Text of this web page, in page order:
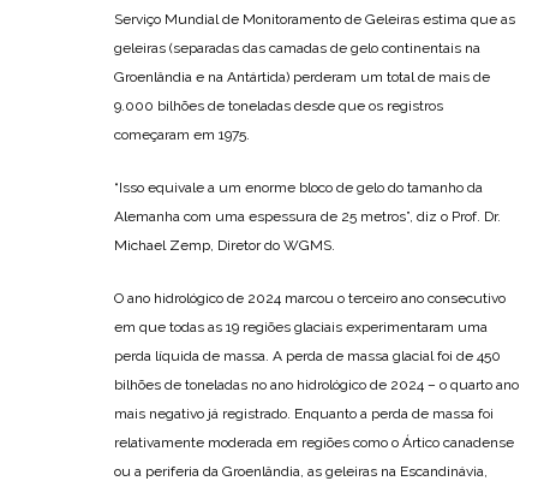
Serviço Mundial de Monitoramento de Geleiras estima que as
geleiras (separadas das camadas de gelo continentais na
Groenlândia e na Antártida) perderam um total de mais de
9.000 bilhões de toneladas desde que os registros
começaram em 1975.
“Isso equivale a um enorme bloco de gelo do tamanho da
Alemanha com uma espessura de 25 metros”, diz o Prof. Dr.
Michael Zemp, Diretor do WGMS.
O ano hidrológico de 2024 marcou o terceiro ano consecutivo
em que todas as 19 regiões glaciais experimentaram uma
perda líquida de massa. A perda de massa glacial foi de 450
bilhões de toneladas no ano hidrológico de 2024 – o quarto ano
mais negativo já registrado. Enquanto a perda de massa foi
relativamente moderada em regiões como o Ártico canadense
ou a periferia da Groenlândia, as geleiras na Escandinávia,